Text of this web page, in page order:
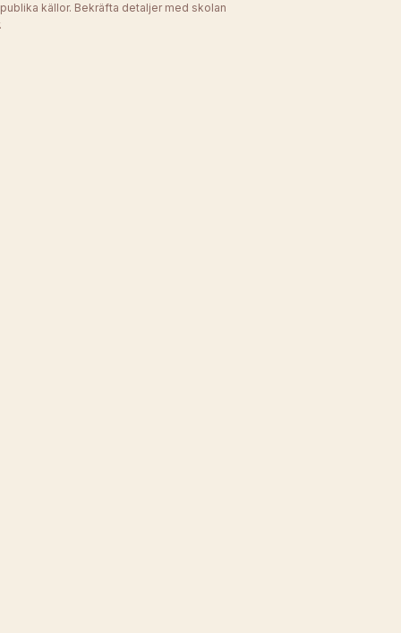
källor. Bekräfta detaljer med skolan